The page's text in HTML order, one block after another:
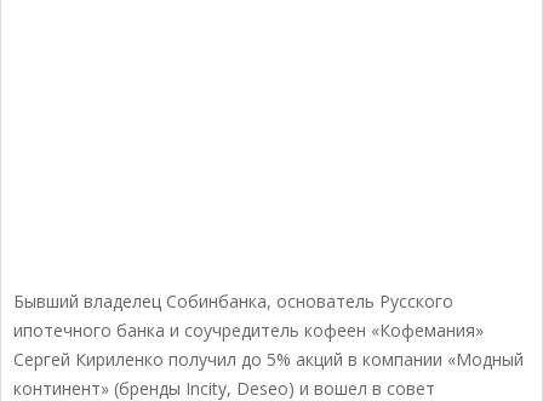
Бывший владелец Собинбанка, основатель Русского
ипотечного банка и соучредитель кофеен «Кофемания»
Сергей Кириленко получил до 5% акций в компании «Модный
континент» (бренды Incity, Deseo) и вошел в совет